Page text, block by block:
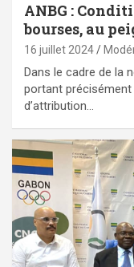
ANBG :
bourses, au
16 juillet 2024
Dans le cadre de la
portant précisément
d’attribution…